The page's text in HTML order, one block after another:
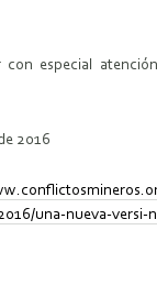
con especial
2016
una-nueva-